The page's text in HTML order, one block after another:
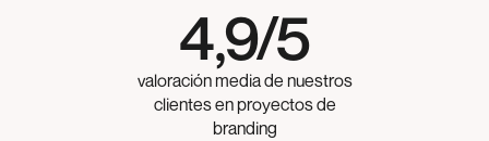
4,9/5
valoración media de nuestros
clientes en proyectos de
branding